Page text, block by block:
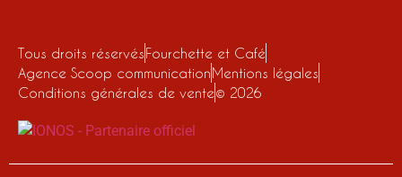
Tous droits réservésFourchette et Café
Agence Scoop communicationMentions légales
Conditions générales de vente© 2026